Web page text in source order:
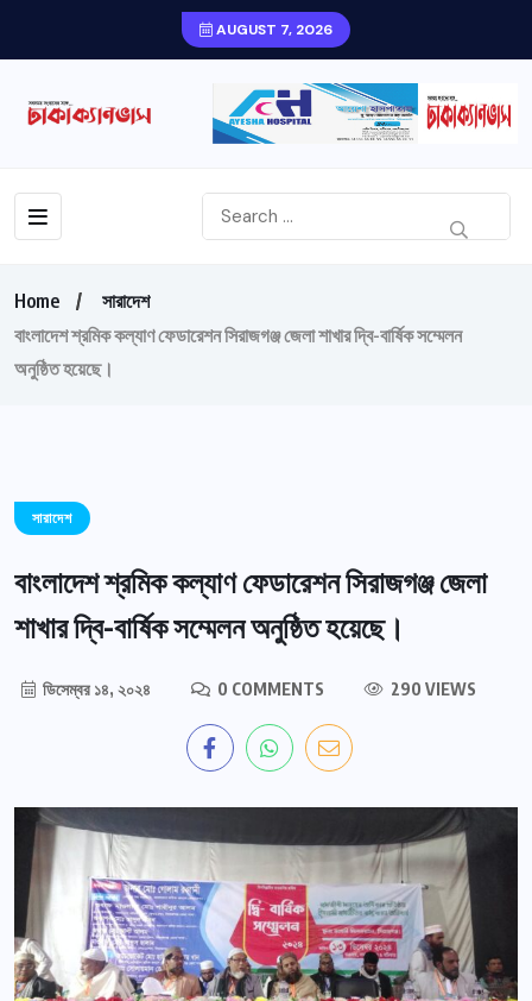
AUGUST 7, 2026
Home
সারাদেশ
বাংলাদেশ শ্রমিক কল্যাণ ফেডারেশন সিরাজগঞ্জ জেলা শাখার দ্বি-বার্ষিক সম্মেলন
অনুষ্ঠিত হয়েছে।
সারাদেশ
বাংলাদেশ শ্রমিক কল্যাণ ফেডারেশন সিরাজগঞ্জ জেলা
শাখার দ্বি-বার্ষিক সম্মেলন অনুষ্ঠিত হয়েছে।
ডিসেম্বর ১৪, ২০২৪ 0 COMMENTS 290 VIEWS